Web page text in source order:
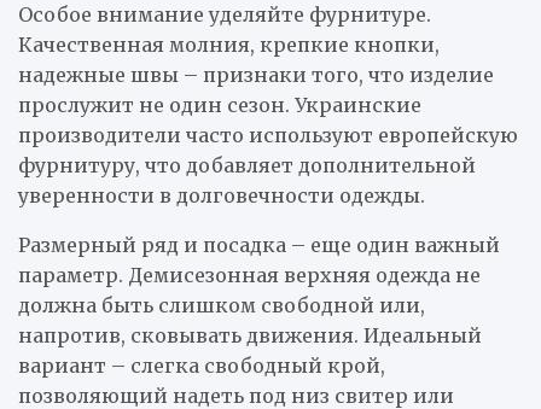
Особое внимание уделяйте фурнитуре.
Качественная молния, крепкие кнопки,
надежные швы – признаки того, что изделие
прослужит не один сезон. Украинские
производители часто используют европейскую
фурнитуру, что добавляет дополнительной
уверенности в долговечности одежды.
Размерный ряд и посадка – еще один важный
параметр. Демисезонная верхняя одежда не
должна быть слишком свободной или,
напротив, сковывать движения. Идеальный
вариант – слегка свободный крой,
позволяющий надеть под низ свитер или